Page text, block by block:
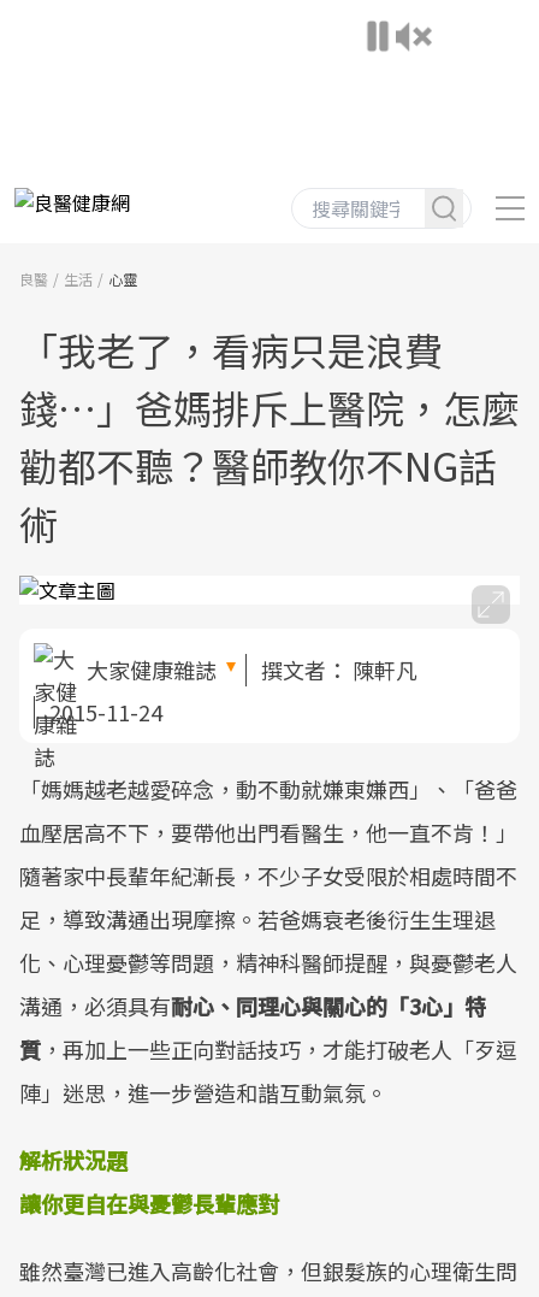
良醫 生活 心靈
「我老了，看病只是浪費
錢…」爸媽排斥上醫院，怎麼
勸都不聽？醫師教你不NG話
術
大家健康雜誌 撰文者： 陳軒凡
2015-11-24
「媽媽越老越愛碎念，動不動就嫌東嫌西」、「爸爸
血壓居高不下，要帶他出門看醫生，他一直不肯！」
隨著家中長輩年紀漸長，不少子女受限於相處時間不
足，導致溝通出現摩擦。若爸媽衰老後衍生生理退
化、心理憂鬱等問題，精神科醫師提醒，與憂鬱老人
溝通，必須具有耐心、同理心與關心的「3心」特
質 ，再加上一些正向對話技巧，才能打破老人「歹逗
陣」迷思，進一步營造和諧互動氣氛。
解析狀況題
讓你更自在與憂鬱長輩應對
雖然臺灣已進入高齡化社會，但銀髮族的心理衛生問